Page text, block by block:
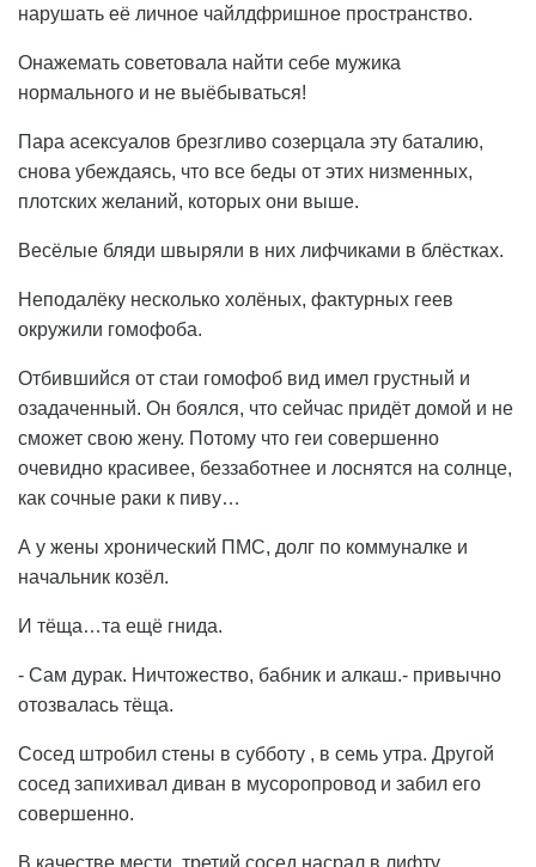
нарушать её личное чайлдфришное пространство.
Онажемать советовала найти себе мужика
нормального и не выёбываться!
Пара асексуалов брезгливо созерцала эту баталию,
снова убеждаясь, что все беды от этих низменных,
плотских желаний, которых они выше.
Весёлые бляди швыряли в них лифчиками в блёстках.
Неподалёку несколько холёных, фактурных геев
окружили гомофоба.
Отбившийся от стаи гомофоб вид имел грустный и
озадаченный. Он боялся, что сейчас придёт домой и не
сможет свою жену. Потому что геи совершенно
очевидно красивее, беззаботнее и лоснятся на солнце,
как сочные раки к пиву…
А у жены хронический ПМС, долг по коммуналке и
начальник козёл.
И тёща…та ещё гнида.
- Сам дурак. Ничтожество, бабник и алкаш.- привычно
отозвалась тёща.
Сосед штробил стены в субботу , в семь утра. Другой
сосед запихивал диван в мусоропровод и забил его
совершенно.
В качестве мести, третий сосед насрал в лифту.